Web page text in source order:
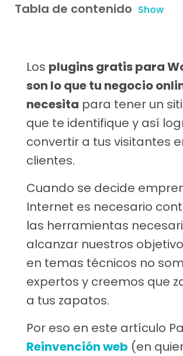
Tabla de contenido Show
Los plugins gratis para
son lo que tu negocio
necesita para tener un
que te identifique y así
convertir a tus visitantes
clientes.
Cuando se decide
Internet es necesario
las herramientas
alcanzar nuestros
en temas técnicos no
expertos y creemos que
a tus zapatos.
Por eso en este artículo
Reinvención web (en